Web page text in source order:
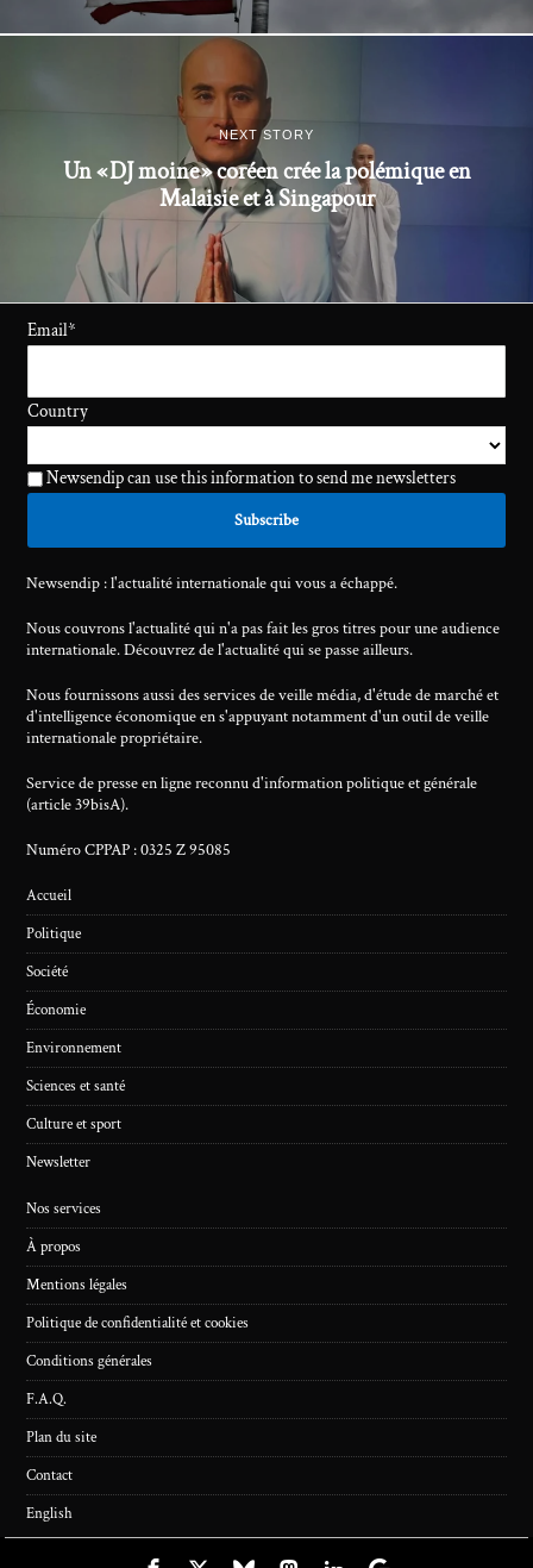
NEXT STORY
Un « DJ moine » coréen crée la polémique en
Malaisie et à Singapour
Email*
Country
Newsendip can use this information to send me newsletters
Newsendip : l'actualité internationale qui vous a échappé.
Nous couvrons l'actualité qui n'a pas fait les gros titres pour une audience
internationale. Découvrez de l'actualité qui se passe ailleurs.
Nous fournissons aussi des services de veille média, d'étude de marché et
d'intelligence économique en s'appuyant notamment d'un outil de veille
internationale propriétaire.
Service de presse en ligne reconnu d'information politique et générale
(article 39bisA).
Numéro CPPAP : 0325 Z 95085
Accueil
Politique
Société
Économie
Environnement
Sciences et santé
Culture et sport
Newsletter
Nos services
À propos
Mentions légales
Politique de confidentialité et cookies
Conditions générales
F.A.Q.
Plan du site
Contact
English